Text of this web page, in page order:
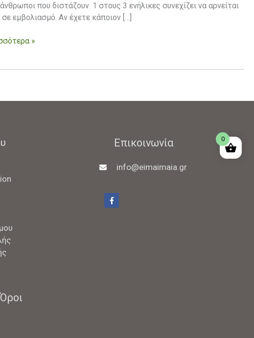
που διστάζουν. 1 στους 3 ενήλικες συνεχίζει να αρνείται
εμβολιασμό. Αν έχετε κάποιον […]
»
Επικοινωνία
info@eimaimaia.gr
0